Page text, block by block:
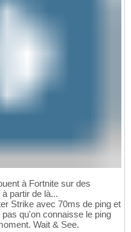
à Fortnite sur des
partir de là...
Strike avec 70ms de ping et
qu'on connaisse le ping
Wait & See.